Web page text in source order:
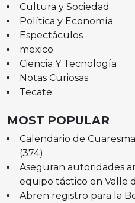
Cultura y Sociedad
Política y Economía
Espectáculos
mexico
Ciencia Y Tecnología
Notas Curiosas
Tecate
MOST POPULAR
Calendario de
(374)
Aseguran autoridades
equipo táctico en Valle
Abren registro para la